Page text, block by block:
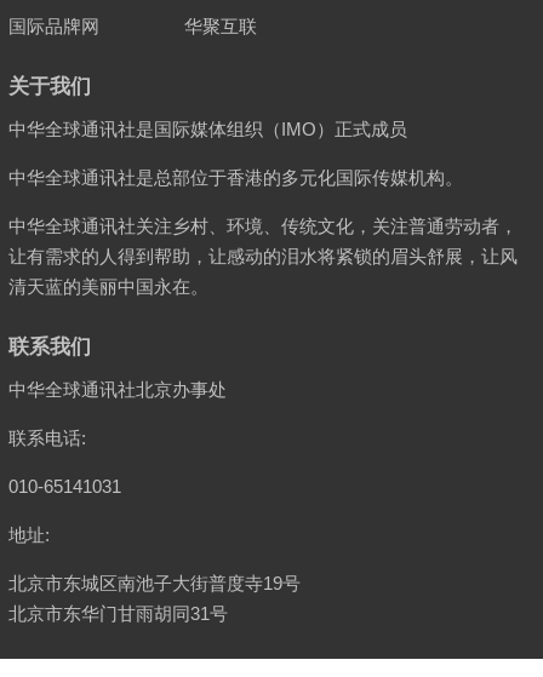
国际品牌网 华聚互联
关于我们
中华全球通讯社是国际媒体组织（IMO）正式成员
中华全球通讯社是总部位于香港的多元化国际传媒机构。
中华全球通讯社关注乡村、环境、传统文化，关注普通劳动者，
让有需求的人得到帮助，让感动的泪水将紧锁的眉头舒展，让风
清天蓝的美丽中国永在。
联系我们
中华全球通讯社北京办事处
联系电话:
010-65141031
地址:
北京市东城区南池子大街普度寺19号
北京市东华门甘雨胡同31号